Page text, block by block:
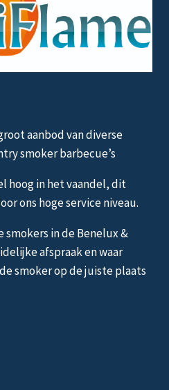
aanbod van diverse
smoker barbecue’s
hoog in het vaandel, dit
ons hoge service niveau.
in de Benelux &
afspraak en waar
smoker op de juiste plaats